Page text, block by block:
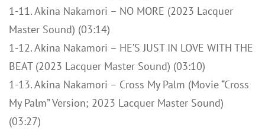
1-11. Akina Nakamori – NO MORE (2023 Lacquer
Master Sound) (03:14)
1-12. Akina Nakamori – HE’S JUST IN LOVE WITH THE
BEAT (2023 Lacquer Master Sound) (03:10)
1-13. Akina Nakamori – Cross My Palm (Movie “Cross
My Palm” Version; 2023 Lacquer Master Sound)
(03:27)